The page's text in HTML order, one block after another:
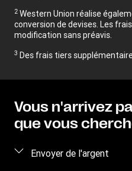
2 Western Union réalise
conversion de devises. Les
modification sans préavis.
3 Des frais tiers
Vous n'arrivez
que vous
Envoyer de l'argent